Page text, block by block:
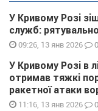
У Кривому Розі
служб:
09:26, 13 янв 2026 0
У Кривому Розі в
отримав тяжкі
ракетної атаки
11:16, 13 янв 2026 0